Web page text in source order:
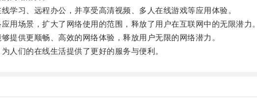
习、远程办公，并享受高清视频、多人在线游戏等应用体验。
场景，扩大了网络使用的范围，释放了用户在互联网中的无限潜力。
供更顺畅、高效的网络体验，释放用户无限的网络潜力。
们的在线生活提供了更好的服务与便利。